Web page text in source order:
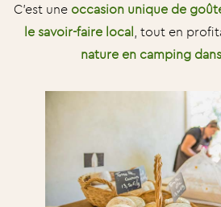
C’est une occasion unique de
le savoir-faire local, tout en
nature en camping